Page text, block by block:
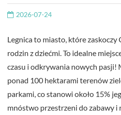
2026-07-24
Legnica to miasto, które
rodzin z dziećmi. To idealne
czasu i odkrywania nowych pasji!
ponad 100 hektarami terenów
parkami, co stanowi około 15%
mnóstwo przestrzeni do zabawy i